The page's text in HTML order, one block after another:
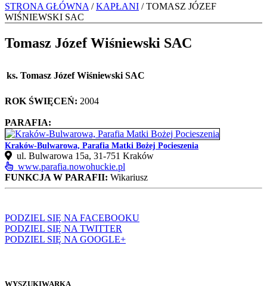
STRONA GŁÓWNA /KAPŁANI / TOMASZ JÓZEF
WIŚNIEWSKI SAC
Tomasz Józef Wiśniewski SAC
ks. Tomasz Józef Wiśniewski SAC
ROK ŚWIĘCEŃ: 2004
PARAFIA:
Kraków-Bulwarowa, Parafia Matki Bożej Pocieszenia
ul. Bulwarowa 15a, 31‑751 Kraków
www.parafia.nowohuckie.pl
FUNKCJA W PARAFII: Wikariusz
PODZIEL SIĘ NA FACEBOOKU
PODZIEL SIĘ NA TWITTER
PODZIEL SIĘ NA GOOGLE+
WYSZUKIWARKA